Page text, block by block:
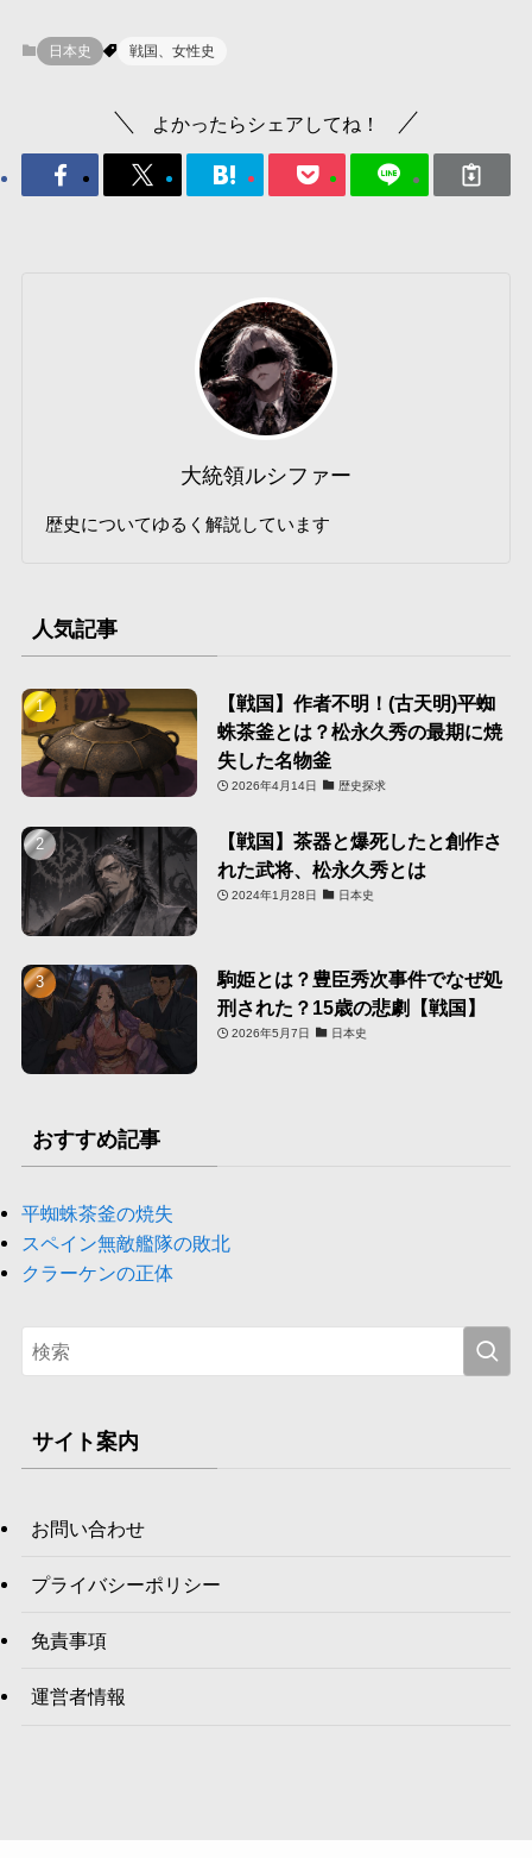
日本史 戦国、女性史
よかったらシェアしてね！
大統領ルシファー
歴史についてゆるく解説しています
人気記事
【戦国】作者不明！(古天明)平蜘
蛛茶釜とは？松永久秀の最期に焼
失した名物釜
2026年4月14日 歴史探求
【戦国】茶器と爆死したと創作さ
れた武将、松永久秀とは
2024年1月28日 日本史
駒姫とは？豊臣秀次事件でなぜ処
刑された？15歳の悲劇【戦国】
2026年5月7日 日本史
おすすめ記事
平蜘蛛茶釜の焼失
スペイン無敵艦隊の敗北
クラーケンの正体
サイト案内
お問い合わせ
プライバシーポリシー
免責事項
運営者情報